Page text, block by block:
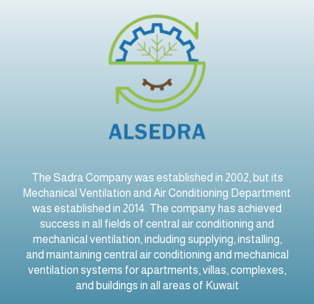
The Sadra Company was established in 2002, but its
Mechanical Ventilation and Air Conditioning Department
was established in 2014. The company has achieved
success in all fields of central air conditioning and
mechanical ventilation, including supplying, installing,
and maintaining central air conditioning and mechanical
ventilation systems for apartments, villas, complexes,
and buildings in all areas of Kuwait